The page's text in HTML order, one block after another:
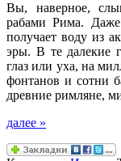
Вы, наверное,
рабами Рима.
получает воду из
эры. В те далекие
глаз или уха, на
фонтанов и сотни
древние римляне,
далее »